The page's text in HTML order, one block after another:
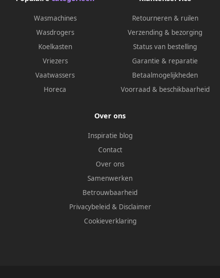
Wasmachines
Wasdrogers
Koelkasten
Vriezers
Vaatwassers
Horeca
Retourneren & ruilen
Verzending & bezorging
Status van bestelling
Garantie & reparatie
Betaalmogelijkheden
Voorraad & beschikbaarheid
Over ons
Inspiratie blog
Contact
Over ons
Samenwerken
Betrouwbaarheid
Privacybeleid & Disclaimer
Cookieverklaring